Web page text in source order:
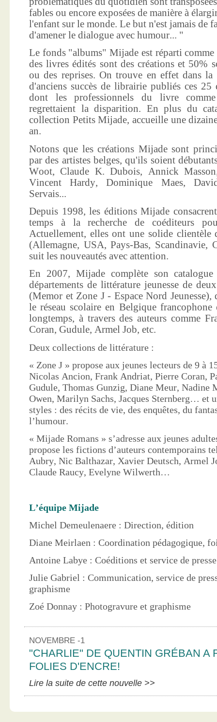
fables ou encore exposées de manière à
l'enfant sur le monde. Le but n'est jamais de
d'amener le dialogue avec humour... "
Le fonds "albums" Mijade est réparti
des livres édités sont des créations et 50%
ou des reprises. On trouve en effet dans
d'anciens succès de librairie publiés ces 25
dont les professionnels du livre
regrettaient la disparition. En plus du
collection Petits Mijade, accueille une
an.
Notons que les créations Mijade sont
par des artistes belges, qu'ils soient
Woot, Claude K. Dubois, Annick
Vincent Hardy, Dominique Maes,
Servais...
Depuis 1998, les éditions Mijade
temps à la recherche de coéditeurs
Actuellement, elles ont une solide clientèle
(Allemagne, USA, Pays-Bas, Scandinavie,
suit les nouveautés avec attention.
En 2007, Mijade complète son
départements de littérature jeunesse de
(Memor et Zone J - Espace Nord
le réseau scolaire en Belgique francophone
longtemps, à travers des auteurs comme
Coran, Gudule, Armel Job, etc.
Deux collections de littérature :
« Zone J » propose aux jeunes lecteurs de 9 à
Nicolas Ancion, Frank Andriat, Pierre Coran,
Gudule, Thomas Gunzig, Diane Meur, Nadine
Owen, Marilyn Sachs, Jacques Sternberg… et
styles : des récits de vie, des enquêtes, du
l’humour.
« Mijade Romans » s’adresse aux jeunes
propose les fictions d’auteurs contemporains
Aubry, Nic Balthazar, Xavier Deutsch, Armel
Claude Raucy, Evelyne Wilwerth…
L’équipe Mijade
Michel Demeulenaere : Direction, édition
Diane Meirlaen : Coordination pédagogique,
Antoine Labye : Coéditions et service de
Julie Gabriel : Communication, service de
graphisme
Zoé Donnay : Photogravure et graphisme
NOVEMBRE -1
"CHARLIE" DE QUENTIN GRÉBAN A
FOLIES D'ENCRE!
Lire la suite de cette nouvelle >>